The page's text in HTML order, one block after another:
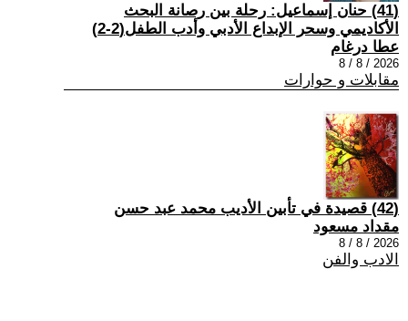
(41) حنان إسماعيل: رحلة بين رصانة البحث
الأكاديمي وسحر الإبداع الأدبي وأدب الطفل(2-2)
عطا درغام
2026 / 8 / 8
مقابلات و حوارات
(42) قصيدة في تأبين الأديب محمد عبد حسن
مقداد مسعود
2026 / 8 / 8
الادب والفن